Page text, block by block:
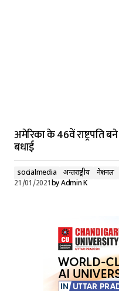
अमेरिका के 46वें राष्ट्रपति
बधाई
socialmedia अन्तर्राष्ट्रीय नेशनल
21/01/2021byAdmin K